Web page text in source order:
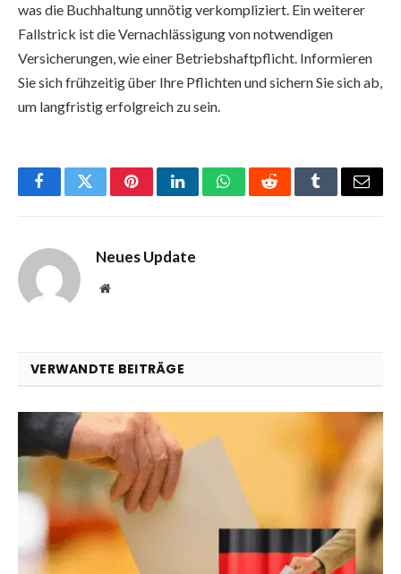
was die Buchhaltung unnötig verkompliziert. Ein weiterer
Fallstrick ist die Vernachlässigung von notwendigen
Versicherungen, wie einer Betriebshaftpflicht. Informieren
Sie sich frühzeitig über Ihre Pflichten und sichern Sie sich ab,
um langfristig erfolgreich zu sein.
FacebookTwitterPinterestLinkedInWhatsAppRedditTumblrEmail
Neues Update
Website
VERWANDTE BEITRÄGE